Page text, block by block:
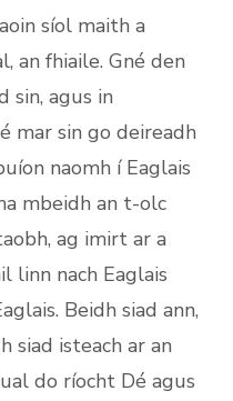
síol maith a
an fhiaile. Gné den
sin, agus in
mar sin go deireadh
naomh í Eaglais
mbeidh an t-olc
ag imirt ar a
linn nach Eaglais
Beidh siad ann,
siad isteach ar an
do ríocht Dé agus